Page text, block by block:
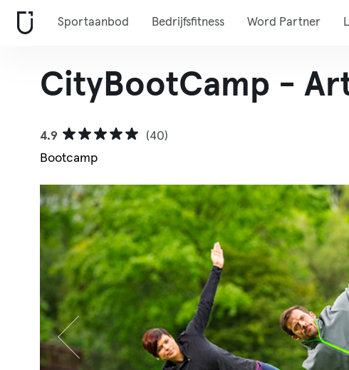
Sportaanbod Bedrijfsfitness Word Partner
CityBootCamp -
4.9
(40)
Bootcamp